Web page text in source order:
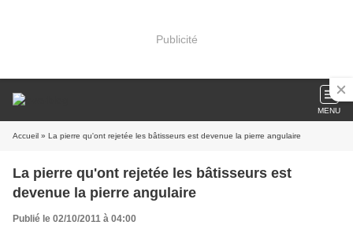
Publicité
MENU
Accueil » La pierre qu'ont rejetée les bâtisseurs est devenue la pierre angulaire
La pierre qu'ont rejetée les bâtisseurs est
devenue la pierre angulaire
Publié le 02/10/2011 à 04:00